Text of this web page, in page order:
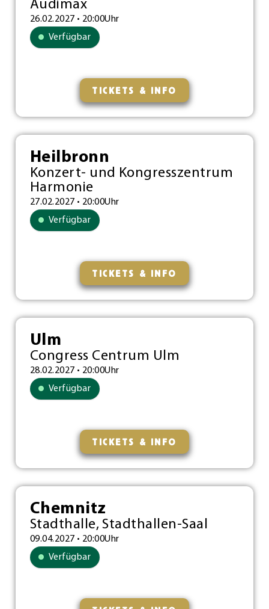
Audimax
26.02.2027 • 20:00Uhr
Verfügbar
TICKETS & INFO
Heilbronn
Konzert- und Kongresszentrum
Harmonie
27.02.2027 • 20:00Uhr
Verfügbar
TICKETS & INFO
Ulm
Congress Centrum Ulm
28.02.2027 • 20:00Uhr
Verfügbar
TICKETS & INFO
Chemnitz
Stadthalle, Stadthallen-Saal
09.04.2027 • 20:00Uhr
Verfügbar